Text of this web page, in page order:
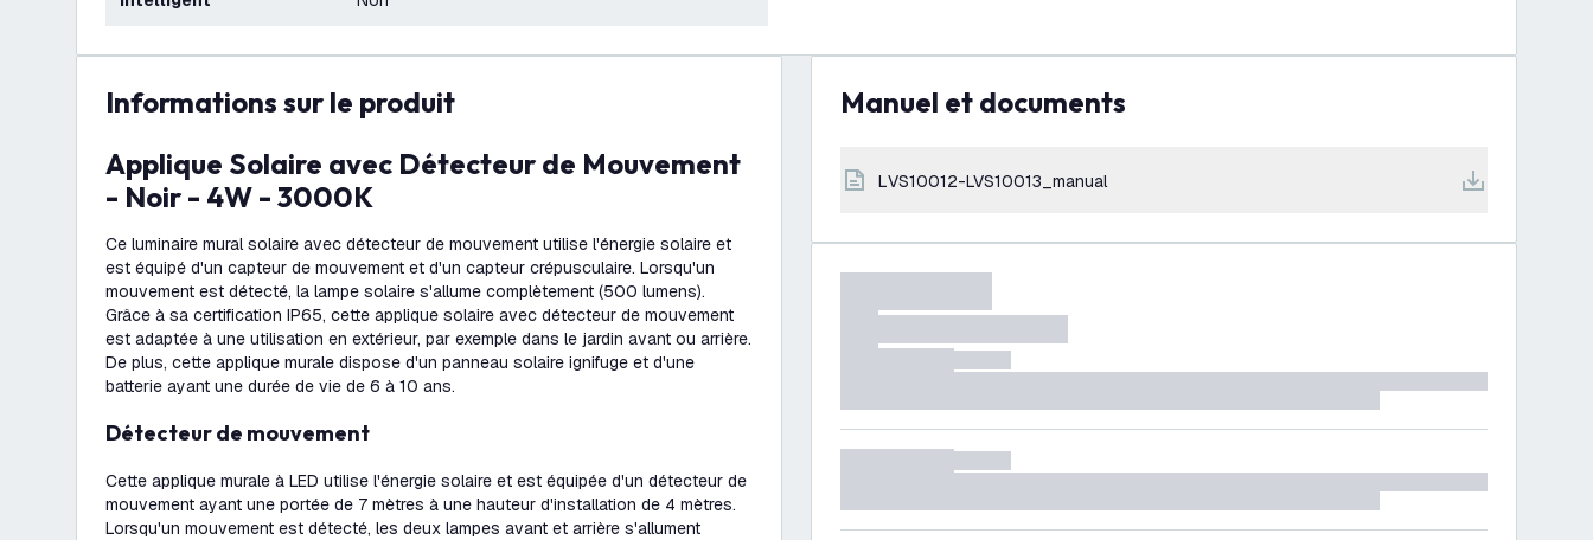
Informations sur le produit
Applique Solaire avec Détecteur de Mouvement
- Noir - 4W - 3000K
Ce luminaire mural solaire avec détecteur de mouvement utilise l'énergie solaire et
est équipé d'un capteur de mouvement et d'un capteur crépusculaire. Lorsqu'un
mouvement est détecté, la lampe solaire s'allume complètement (500 lumens).
Grâce à sa certification IP65, cette applique solaire avec détecteur de mouvement
est adaptée à une utilisation en extérieur, par exemple dans le jardin avant ou arrière.
De plus, cette applique murale dispose d'un panneau solaire ignifuge et d'une
batterie ayant une durée de vie de 6 à 10 ans.
Détecteur de mouvement
Cette applique murale à LED utilise l'énergie solaire et est équipée d'un détecteur de
mouvement ayant une portée de 7 mètres à une hauteur d'installation de 4 mètres.
Lorsqu'un mouvement est détecté, les deux lampes avant et arrière s'allument
Manuel et documents
LVS10012-LVS10013_manual